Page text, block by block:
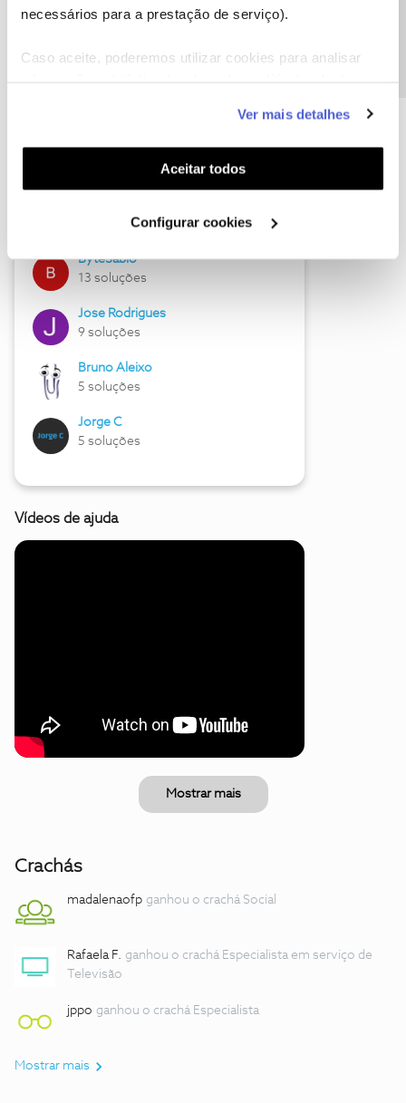
necessários para a prestação de serviço).
Caso aceite, poderemos utilizar cookies para analisar
funcionalidades (cookies de personalização e
funcionalidade) e adaptar anúncios aos seus interesses
(cookies de publicidade personalizada). Pode gerir a
utilização dos cookies clicando em "Configurar
Ver mais detalhes
Aceitar todos
Configurar cookies
Hall of Fame de julho
17 soluções
ByteSábio
13 soluções
Jose Rodrigues
9 soluções
Bruno Aleixo
5 soluções
Jorge C
5 soluções
Vídeos de ajuda
Mostrar mais
Crachás
madalenaofp ganhou o crachá Social
Rafaela F. ganhou o crachá Especialista em serviço de
Televisão
jppo ganhou o crachá Especialista
Mostrar mais